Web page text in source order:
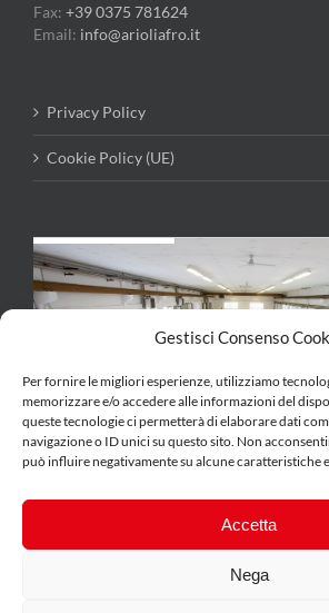
Gestisci Consenso
Per fornire le migliori esperienze, utilizziamo
memorizzare e/o accedere alle informazioni del
queste tecnologie ci permetterà di elaborare dati
navigazione o ID unici su questo sito. Non
può influire negativamente su alcune caratteristiche
Accetta
Nega
Fax: +39 0375 781624
Email: info@arioliafro.it
Privacy Policy
Cookie Policy (UE)